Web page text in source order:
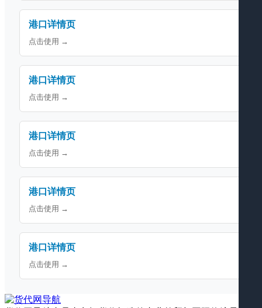
港口详情页
点击使用 →
港口详情页
点击使用 →
港口详情页
点击使用 →
港口详情页
点击使用 →
港口详情页
点击使用 →